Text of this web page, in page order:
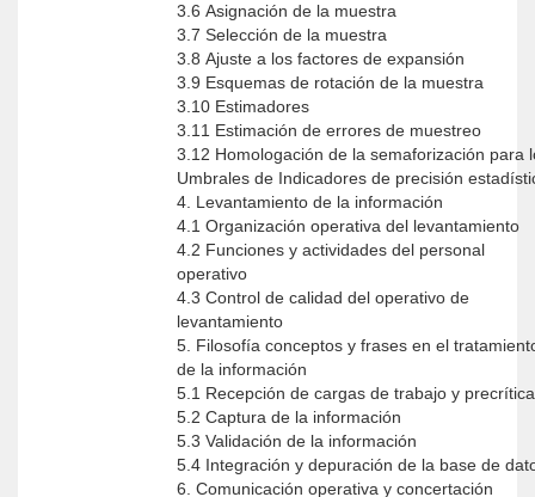
3.6 Asignación de la muestra
3.7 Selección de la muestra
3.8 Ajuste a los factores de expansión
3.9 Esquemas de rotación de la muestra
3.10 Estimadores
3.11 Estimación de errores de muestreo
3.12 Homologación de la semaforización para
Umbrales de Indicadores de precisión
4. Levantamiento de la información
4.1 Organización operativa del levantamiento
4.2 Funciones y actividades del personal
operativo
4.3 Control de calidad del operativo de
levantamiento
5. Filosofía conceptos y frases en el
de la información
5.1 Recepción de cargas de trabajo y precrítica
5.2 Captura de la información
5.3 Validación de la información
5.4 Integración y depuración de la base de
6. Comunicación operativa y concertación